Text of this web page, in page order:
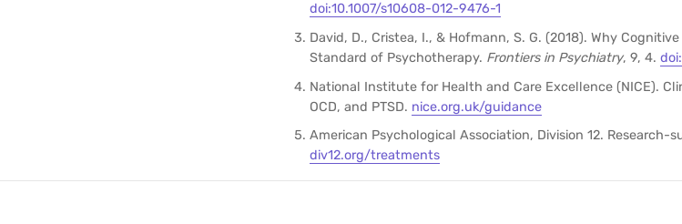
doi:10.1007/s10608-012-9476-1
David, D., Cristea, I., & Hofmann, S. G. (2018). Why
Standard of Psychotherapy. Frontiers in Psychiatry, 9, 4.
National Institute for Health and Care Excellence (NICE).
OCD, and PTSD. nice.org.uk/guidance
American Psychological Association, Division 12.
div12.org/treatments